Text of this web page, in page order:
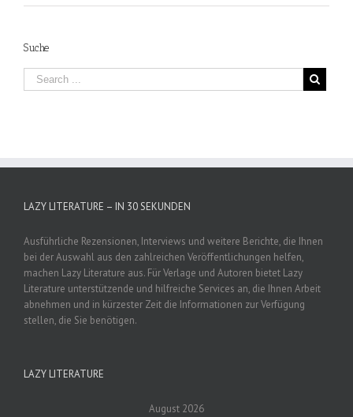
Suche
LAZY LITERATURE – IN 30 SEKUNDEN
Ausführliche Rezensionen, Interviews und weitere Berichte, die Ihnen
bei der Auswahl aus den zahlreichen Veröffentlichungen helfen,
machen Lazy Literature aus. Für Verlage und Autoren bietet Lazy
Literature unterstützende und hilfreiche Services an, die Ihnen Arbeit
abnehmen und in kürzester Zeit die Informationen zur Verfügung
stellen, die Sie benötigen.
LAZY LITERATURE
August 2026